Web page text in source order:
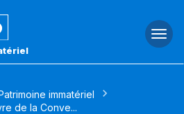
immatériel
de la Conve...